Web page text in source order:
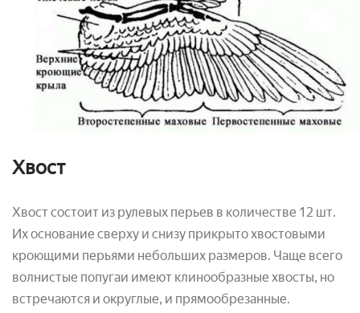
Хвост
Хвост состоит из рулевых перьев в количестве 12 шт.
Их основание сверху и снизу прикрыто хвостовыми
кроющими перьями небольших размеров. Чаще всего
волнистые попугаи имеют клинообразные хвосты, но
встречаются и округлые, и прямообрезанные.